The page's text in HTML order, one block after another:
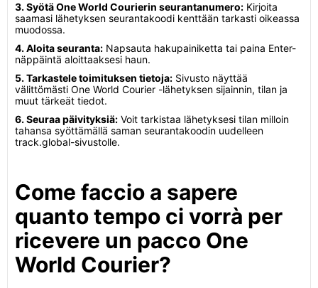
3. Syötä One World Courierin seurantanumero: Kirjoita
saamasi lähetyksen seurantakoodi kenttään tarkasti oikeassa
muodossa.
4. Aloita seuranta: Napsauta hakupainiketta tai paina Enter-
näppäintä aloittaaksesi haun.
5. Tarkastele toimituksen tietoja: Sivusto näyttää
välittömästi One World Courier -lähetyksen sijainnin, tilan ja
muut tärkeät tiedot.
6. Seuraa päivityksiä: Voit tarkistaa lähetyksesi tilan milloin
tahansa syöttämällä saman seurantakoodin uudelleen
track.global-sivustolle.
Come faccio a sapere
quanto tempo ci vorrà per
ricevere un pacco One
World Courier?